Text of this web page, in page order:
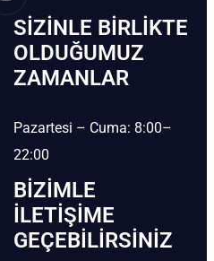
SIZINLE BIRLIKTE
OLDUĞUMUZ
ZAMANLAR
Pazartesi – Cuma: 8:00–
22:00
BIZIMLE
İLETIŞIME
GEÇEBILIRSINIZ